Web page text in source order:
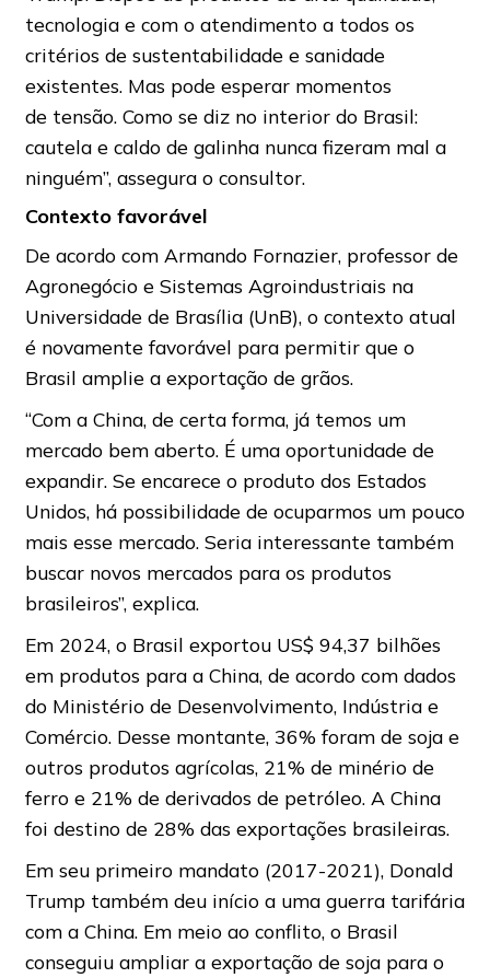
tecnologia e com o atendimento a todos os
critérios de sustentabilidade e sanidade
existentes. Mas pode esperar momentos
de tensão. Como se diz no interior do Brasil:
cautela e caldo de galinha nunca fizeram mal a
ninguém”, assegura o consultor.
Contexto favorável
De acordo com Armando Fornazier, professor de
Agronegócio e Sistemas Agroindustriais na
Universidade de Brasília (UnB), o contexto atual
é novamente favorável para permitir que o
Brasil amplie a exportação de grãos.
“Com a China, de certa forma, já temos um
mercado bem aberto. É uma oportunidade de
expandir. Se encarece o produto dos Estados
Unidos, há possibilidade de ocuparmos um pouco
mais esse mercado. Seria interessante também
buscar novos mercados para os produtos
brasileiros”, explica.
Em 2024, o Brasil exportou US$ 94,37 bilhões
em produtos para a China, de acordo com dados
do Ministério de Desenvolvimento, Indústria e
Comércio. Desse montante, 36% foram de soja e
outros produtos agrícolas, 21% de minério de
ferro e 21% de derivados de petróleo. A China
foi destino de 28% das exportações brasileiras.
Em seu primeiro mandato (2017-2021), Donald
Trump também deu início a uma guerra tarifária
com a China. Em meio ao conflito, o Brasil
conseguiu ampliar a exportação de soja para o